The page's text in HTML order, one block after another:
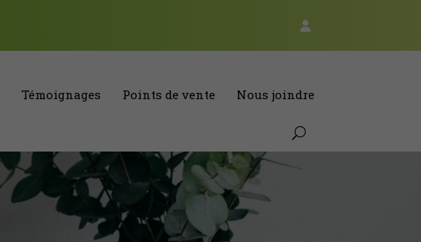
Témoignages Points de vente Nous joindre